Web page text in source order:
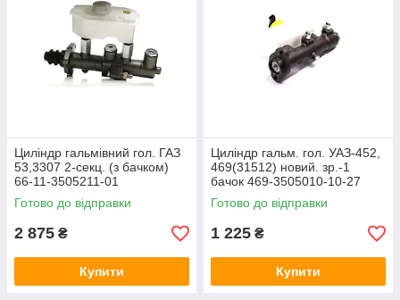
Циліндр гальмівний гол. ГАЗ
53,3307 2-секц. (з бачком)
66-11-3505211-01
Готово до відправки
2 875 ₴
Купити
Циліндр гальм. гол. УАЗ-452,
469(31512) новий. зр.-1
бачок 469-3505010-10-27
Готово до відправки
1 225 ₴
Купити